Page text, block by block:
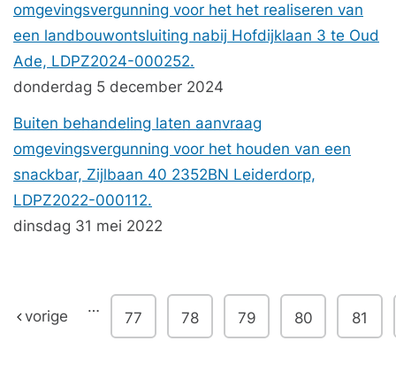
omgevingsvergunning voor het het realiseren van
een landbouwontsluiting nabij Hofdijklaan 3 te Oud
Ade, LDPZ2024-000252.
donderdag 5 december 2024
Buiten behandeling laten aanvraag
omgevingsvergunning voor het houden van een
snackbar, Zijlbaan 40 2352BN Leiderdorp,
LDPZ2022-000112.
dinsdag 31 mei 2022
vorige
…
77 78 79 80 81